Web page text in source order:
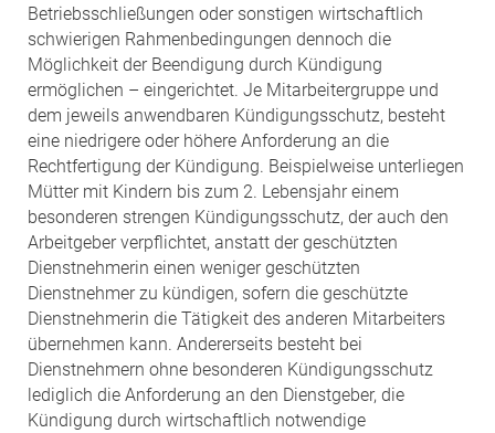
Betriebsschließungen oder sonstigen wirtschaftlich
schwierigen Rahmenbedingungen dennoch die
Möglichkeit der Beendigung durch Kündigung
ermöglichen – eingerichtet. Je Mitarbeitergruppe und
dem jeweils anwendbaren Kündigungsschutz, besteht
eine niedrigere oder höhere Anforderung an die
Rechtfertigung der Kündigung. Beispielweise unterliegen
Mütter mit Kindern bis zum 2. Lebensjahr einem
besonderen strengen Kündigungsschutz, der auch den
Arbeitgeber verpflichtet, anstatt der geschützten
Dienstnehmerin einen weniger geschützten
Dienstnehmer zu kündigen, sofern die geschützte
Dienstnehmerin die Tätigkeit des anderen Mitarbeiters
übernehmen kann. Andererseits besteht bei
Dienstnehmern ohne besonderen Kündigungsschutz
lediglich die Anforderung an den Dienstgeber, die
Kündigung durch wirtschaftlich notwendige